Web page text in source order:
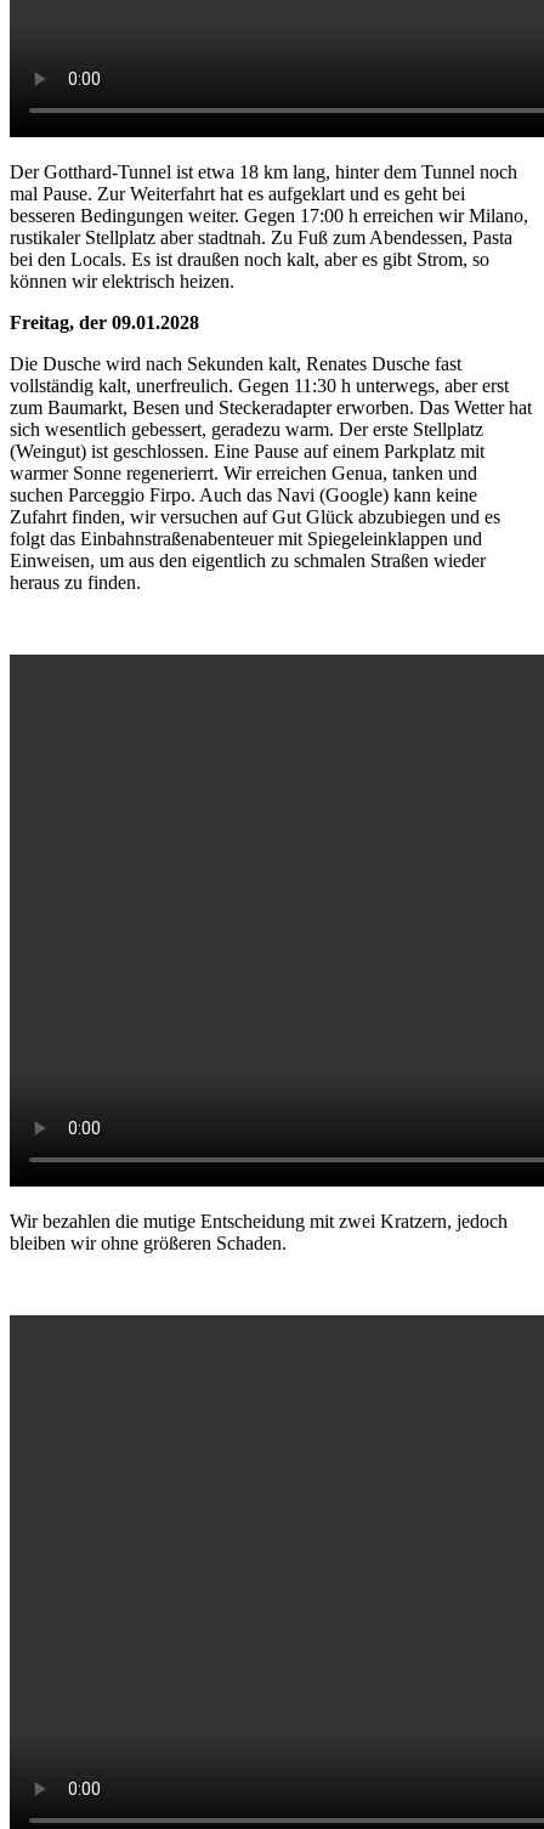
Der Gotthard-Tunnel ist etwa 18 km lang, hinter dem Tunnel noch
mal Pause. Zur Weiterfahrt hat es aufgeklart und es geht bei
besseren Bedingungen weiter. Gegen 17:00 h erreichen wir Milano,
rustikaler Stellplatz aber stadtnah. Zu Fuß zum Abendessen, Pasta
bei den Locals. Es ist draußen noch kalt, aber es gibt Strom, so
können wir elektrisch heizen.
Freitag, der 09.01.2028
Die Dusche wird nach Sekunden kalt, Renates Dusche fast
vollständig kalt, unerfreulich. Gegen 11:30 h unterwegs, aber erst
zum Baumarkt, Besen und Steckeradapter erworben. Das Wetter hat
sich wesentlich gebessert, geradezu warm. Der erste Stellplatz
(Weingut) ist geschlossen. Eine Pause auf einem Parkplatz mit
warmer Sonne regenerierrt. Wir erreichen Genua, tanken und
suchen Parceggio Firpo. Auch das Navi (Google) kann keine
Zufahrt finden, wir versuchen auf Gut Glück abzubiegen und es
folgt das Einbahnstraßenabenteuer mit Spiegeleinklappen und
Einweisen, um aus den eigentlich zu schmalen Straßen wieder
heraus zu finden.
Wir bezahlen die mutige Entscheidung mit zwei Kratzern, jedoch
bleiben wir ohne größeren Schaden.